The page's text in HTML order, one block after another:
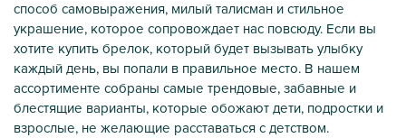
способ самовыражения, милый талисман и стильное
украшение, которое сопровождает нас повсюду. Если вы
хотите купить брелок, который будет вызывать улыбку
каждый день, вы попали в правильное место. В нашем
ассортименте собраны самые трендовые, забавные и
блестящие варианты, которые обожают дети, подростки и
взрослые, не желающие расставаться с детством.